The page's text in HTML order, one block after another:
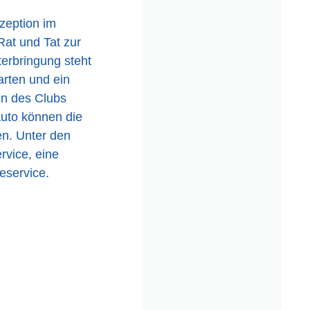
im
und Tat zur
steht
und ein
des Clubs
können die
Unter den
eine